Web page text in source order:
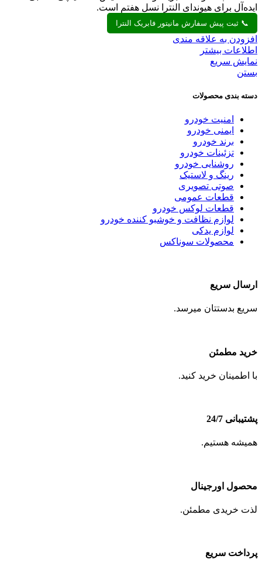
ایده‌آل برای هیوندای النترا نسل هفتم است.
📞 ثبت پیش سفارش مانیتور فابریک النترا
افزودن به علاقه مندی
اطلاعات بیشتر
نمایش سریع
بستن
دسته بندی محصولات
امنیت خودرو
ایمنی خودرو
برند خودرو
تزئینات خودرو
روشنایی خودرو
رینگ و لاستیک
صوتی تصویری
قطعات عمومی
قطعات لوکس خودرو
لوازم نظافت و خوشبو کننده خودرو
لوازم یدکی
محصولات سوناکس
ارسال سریع
سریع بدستتان میرسد.
خرید مطمئن
با اطمینان خرید کنید.
پشتیبانی 24/7
همیشه هستیم.
محصول اورجینال
لذت خریدی مطمئن.
پرداخت سریع